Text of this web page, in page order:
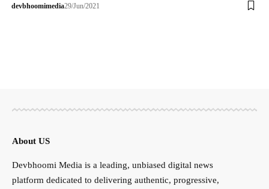
devbhoomimedia29/Jun/2021
About US
Devbhoomi Media is a leading, unbiased digital news
platform dedicated to delivering authentic, progressive,